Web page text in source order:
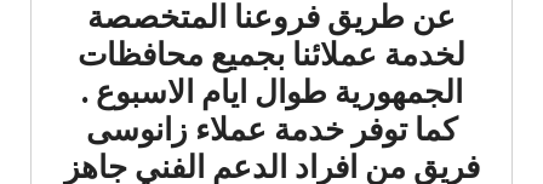
عن طريق فروعنا المتخصصة
لخدمة عملائنا بجميع محافظات
الجمهورية طوال ايام الاسبوع .
كما توفر خدمة عملاء زانوسى
فريق من افراد الدعم الفني جاهز